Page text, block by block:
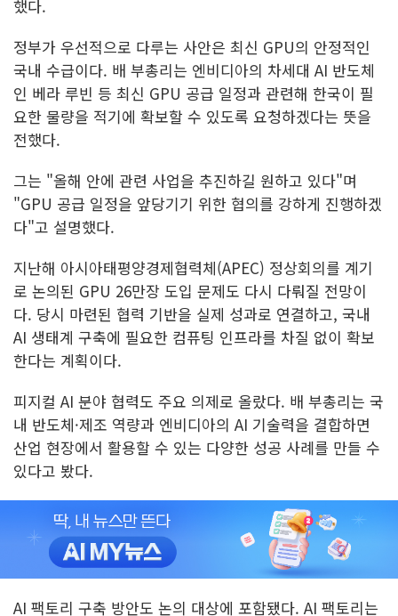
했다.
정부가 우선적으로 다루는 사안은 최신 GPU의 안정적인
국내 수급이다. 배 부총리는 엔비디아의 차세대 AI 반도체
인 베라 루빈 등 최신 GPU 공급 일정과 관련해 한국이 필
요한 물량을 적기에 확보할 수 있도록 요청하겠다는 뜻을
전했다.
그는 "올해 안에 관련 사업을 추진하길 원하고 있다"며
"GPU 공급 일정을 앞당기기 위한 협의를 강하게 진행하겠
다"고 설명했다.
지난해 아시아태평양경제협력체(APEC) 정상회의를 계기
로 논의된 GPU 26만장 도입 문제도 다시 다뤄질 전망이
다. 당시 마련된 협력 기반을 실제 성과로 연결하고, 국내
AI 생태계 구축에 필요한 컴퓨팅 인프라를 차질 없이 확보
한다는 계획이다.
피지컬 AI 분야 협력도 주요 의제로 올랐다. 배 부총리는 국
내 반도체·제조 역량과 엔비디아의 AI 기술력을 결합하면
산업 현장에서 활용할 수 있는 다양한 성공 사례를 만들 수
있다고 봤다.
AI 팩토리 구축 방안도 논의 대상에 포함됐다. AI 팩토리는